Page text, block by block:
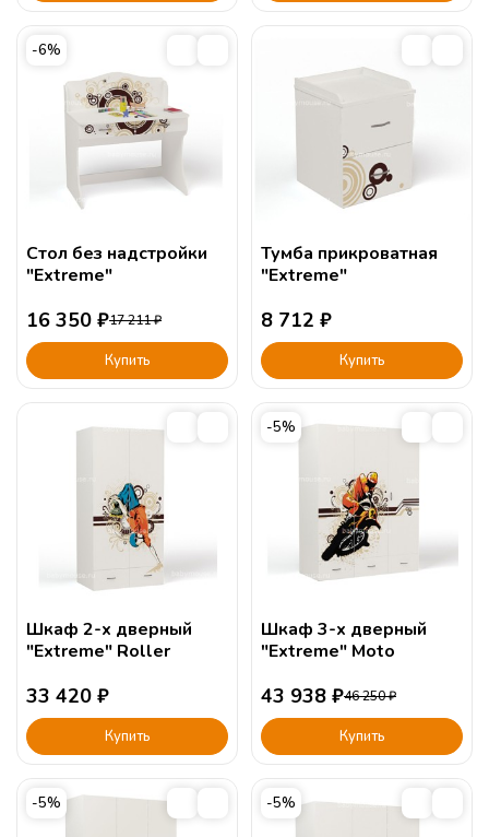
-6%
Стол без надстройки
"Extreme"
16 350 ₽17 211₽
Купить
Тумба прикроватная
"Extreme"
8 712 ₽
Купить
Шкаф 2-х дверный
"Extreme" Roller
33 420 ₽
Купить
-5%
Шкаф 3-х дверный
"Extreme" Moto
43 938 ₽46 250₽
Купить
-5% -5%